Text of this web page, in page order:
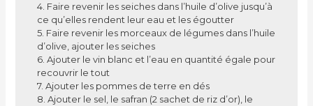
4. Faire revenir les seiches dans l’huile d’olive jusqu’à
ce qu’elles rendent leur eau et les égoutter
5. Faire revenir les morceaux de légumes dans l’huile
d’olive, ajouter les seiches
6. Ajouter le vin blanc et l’eau en quantité égale pour
recouvrir le tout
7. Ajouter les pommes de terre en dés
8. Ajouter le sel, le safran (2 sachet de riz d’or), le